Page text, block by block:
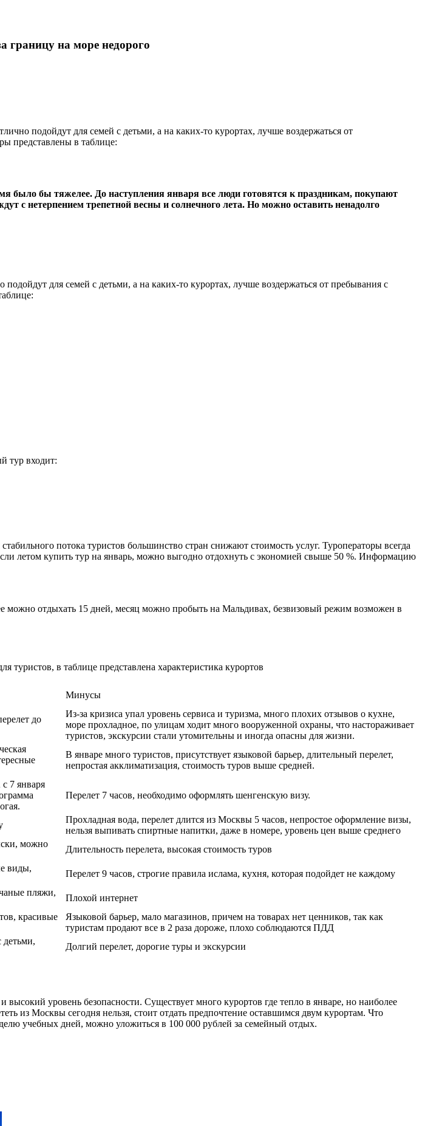
границу на море недорого
подойдут для семей с детьми, а на каких-то курортах, лучше воздержаться от
представлены в таблице:
было бы тяжелее. До наступления января все люди готовятся к праздникам, покупают
с нетерпением трепетной весны и солнечного лета. Но можно оставить ненадолго
для семей с детьми, а на каких-то курортах, лучше воздержаться от пребывания с
тур входит:
потока туристов большинство стран снижают стоимость услуг. Туроператоры всегда
летом купить тур на январь, можно выгодно отдохнуть с экономией свыше 50 %. Информацию
можно отдыхать 15 дней, месяц можно пробыть на Мальдивах, безвизовый режим возможен в
в таблице представлена характеристика курортов
Минусы
до
Из-за кризиса упал уровень сервиса и туризма, много плохих отзывов о кухне,
море прохладное, по улицам ходит много вооруженной охраны, что настораживает
туристов, экскурсии стали утомительны и иногда опасны для жизни.
В январе много туристов, присутствует языковой барьер, длительный перелет,
непростая акклиматизация, стоимость туров выше средней.
7 января
Перелет 7 часов, необходимо оформлять шенгенскую визу.
Прохладная вода, перелет длится из Москвы 5 часов, непростое оформление визы,
нельзя выпивать спиртные напитки, даже в номере, уровень цен выше среднего
можно
Длительность перелета, высокая стоимость туров
виды,
Перелет 9 часов, строгие правила ислама, кухня, которая подойдет не каждому
пляжи,
Плохой интернет
красивые
Языковой барьер, мало магазинов, причем на товарах нет ценников, так как
туристам продают все в 2 раза дороже, плохо соблюдаются ПДД
детьми,
Долгий перелет, дорогие туры и экскурсии
уровень безопасности. Существует много курортов где тепло в январе, но наиболее
из Москвы сегодня нельзя, стоит отдать предпочтение оставшимся двум курортам. Что
учебных дней, можно уложиться в 100 000 рублей за семейный отдых.